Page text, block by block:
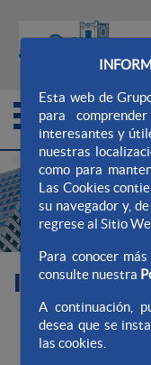
Esta web de
para
interesantes y
nuestras
como para
Las Cookies
su navegador y,
regrese al Sitio
Para conocer
consulte nuestra
A continuación,
desea que se
las cookies.
Información
Cuentas anuales